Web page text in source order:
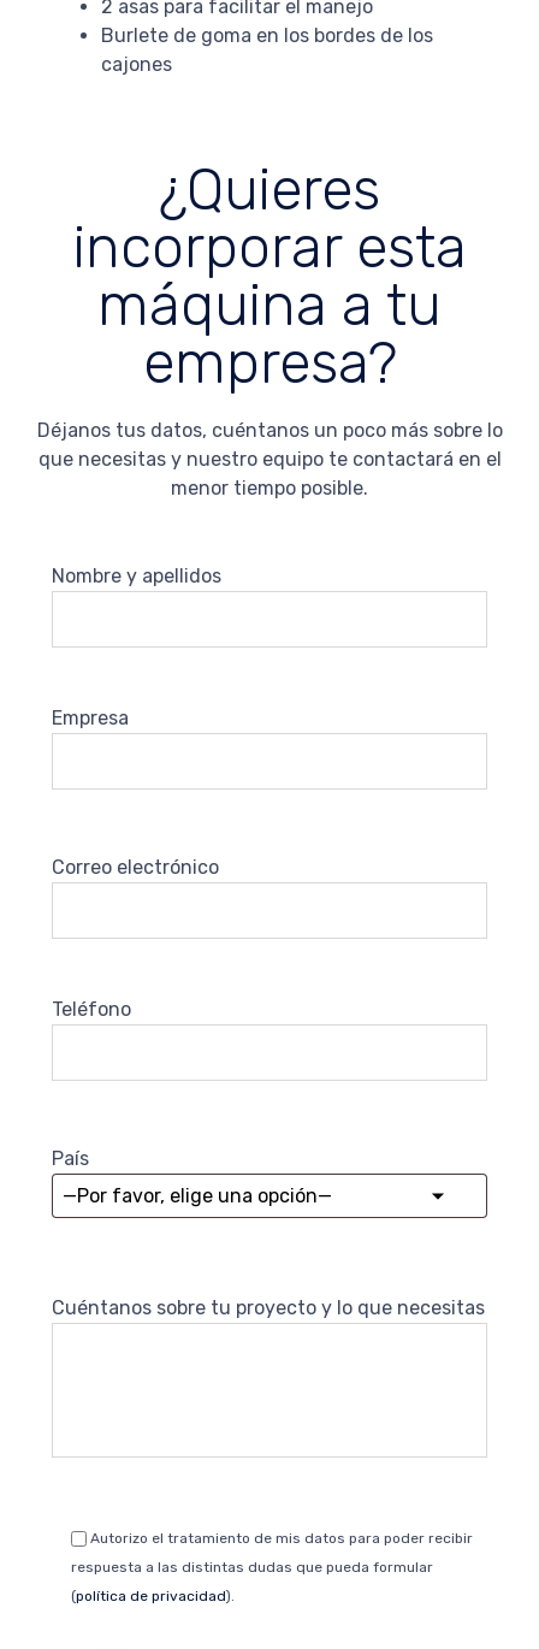
2 asas para facilitar el manejo
Burlete de goma en los bordes de los
cajones
¿Quieres
incorporar esta
máquina a tu
empresa?
Déjanos tus datos, cuéntanos un poco más sobre lo
que necesitas y nuestro equipo te contactará en el
menor tiempo posible.
Nombre y apellidos
Empresa
Correo electrónico
Teléfono
País
Cuéntanos sobre tu proyecto y lo que necesitas
Autorizo el tratamiento de mis datos para poder recibir
respuesta a las distintas dudas que pueda formular
(política de privacidad).